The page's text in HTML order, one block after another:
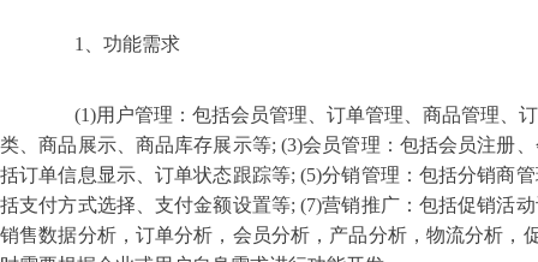
1、功能需求
(1)用户管理：包括会员管理、订单管理、商品管理、订
类、商品展示、商品库存展示等; (3)会员管理：包括会员注册
括订单信息显示、订单状态跟踪等; (5)分销管理：包括分销商
括支付方式选择、支付金额设置等; (7)营销推广：包括促销活
销售数据分析，订单分析，会员分析，产品分析，物流分析，